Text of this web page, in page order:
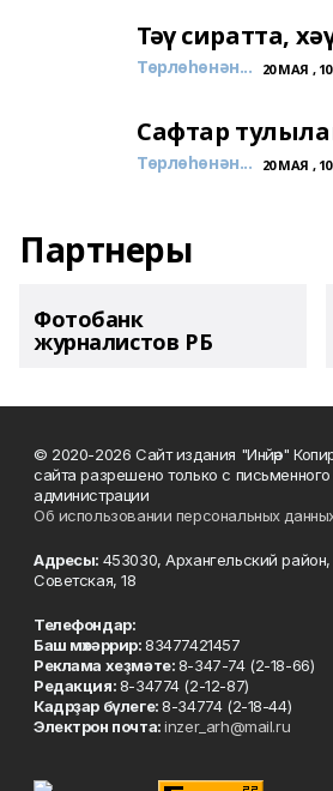
Тәү сиратта,
Төрлөһөнән... 20 МАЯ ,
Сафтар
Төрлөһөнән... 20 МАЯ ,
Партнеры
Фотобанк
журналистов РБ
© 2020-2026 Сайт издания "Инйәр"
сайта разрешено только с
администрации
Об использовании персональных
Адресы: 453030, Архангельский
Советская, 18
Телефондар:
Баш мөхәррир:83477421457
Реклама хеҙмәте:8-347-74 (2-18-66)
Редакция:8-34774 (2-12-87)
Кадрҙар бүлеге:8-34774 (2-18-44)
Электрон почта:inzer_arh@mail.ru